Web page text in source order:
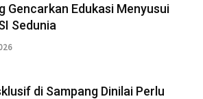
Gencarkan Edukasi Menyusui
Sedunia
di Sampang Dinilai Perlu